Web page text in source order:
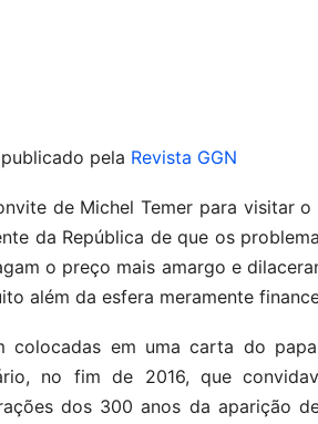
pela Revista GGN
de Michel Temer para visitar
da República de que os
o preço mais amargo e
além da esfera meramente
colocadas em uma carta do
no fim de 2016, que
dos 300 anos da aparição